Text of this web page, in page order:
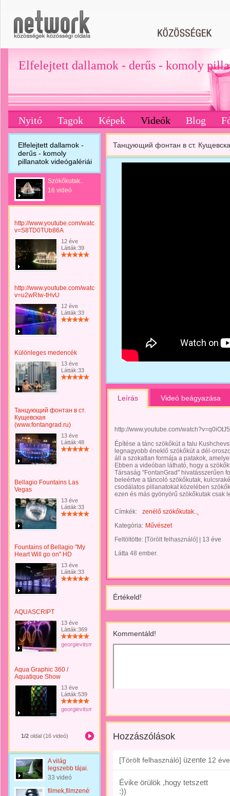
Elfelejtett dallamok - derűs - komoly
Nyitó Tagok Képek Videók Blog
Elfelejtett dallamok -
derűs - komoly
pillanatok videógalériái
Szökőkutak..
16 videó
http://www.youtube.com/watch?
v=S8TD0TUb86A
12 éve
Látták:39
http://www.youtube.com/watch?
v=u2wRIw-tHvU
12 éve
Látták:33
Különleges medencék
13 éve
Látták:33
Танцующий фонтан в ст.
Кущевская
(www.fontangrad.ru)
13 éve
Látták:48
Bellagio Fountains Las
Vegas
13 éve
Látták:33
Fountains of Bellagio "My
Heart Will go on" HD
13 éve
Látták:33
AQUASCRIPT
13 éve
Látták:369
georgievitsmilutin
Aqua Graphic 360 /
Aquatique Show
13 éve
Látták:539
georgievitsmilutin
1/2 oldal (16 videó)
A világ
legszebb tájai.
33 videó
filmek,filmzenék
Танцующий фонтан в ст.
Leírás Videó beágyazása
http://www.youtube.com/
Építése a tánc szökőkút a falu
legnagyobb éneklő szökőkút a dél-
áll a szokatlan formája a patakok,
Ebben a videóban látható, hogy a
Társaság "FontanGrad" hivatásszerűen
beleértve a táncoló szökőkutak,
csodálatos pillanatokat közelében
ezen és más gyönyörű szökőkutak csak
Címkék:
zenélő szökőkutak..
Kategória: Művészet
Feltöltötte: [Törölt felhasználó]
13 éve
Látta 48 ember.
Értékeld!
Kommentáld!
Hozzászólások
[Törölt felhasználó] üzente 12 éve
Évike örülök ,hogy tetszett
:))